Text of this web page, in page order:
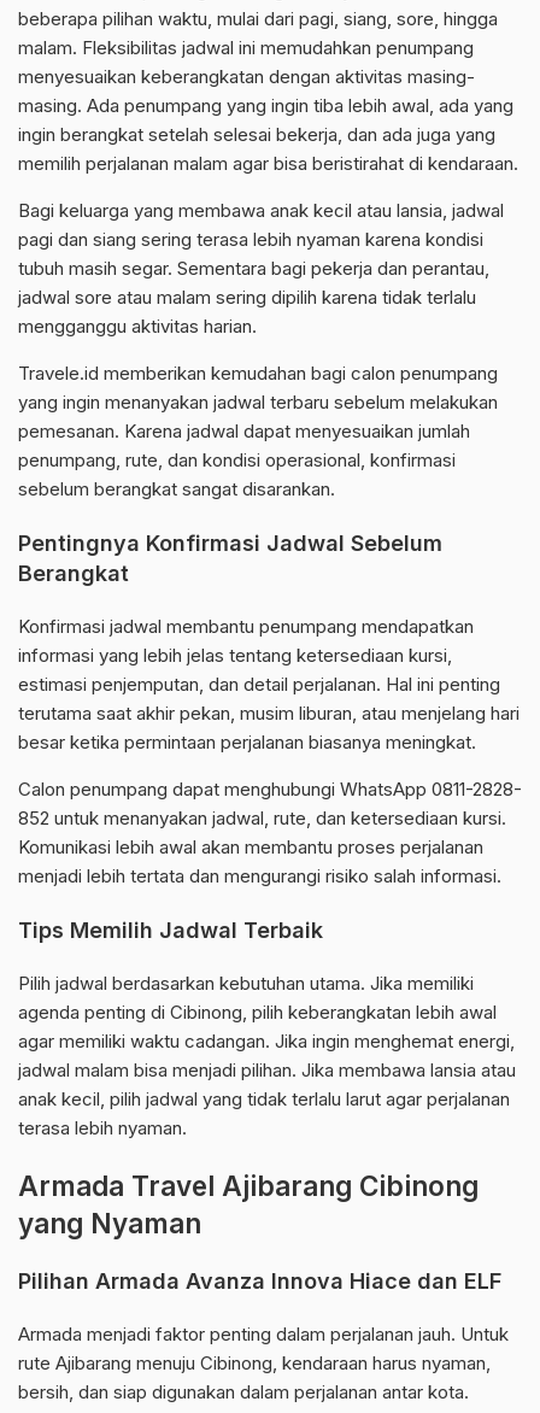
beberapa pilihan waktu, mulai dari pagi, siang, sore, hingga
malam. Fleksibilitas jadwal ini memudahkan penumpang
menyesuaikan keberangkatan dengan aktivitas masing-
masing. Ada penumpang yang ingin tiba lebih awal, ada yang
ingin berangkat setelah selesai bekerja, dan ada juga yang
memilih perjalanan malam agar bisa beristirahat di kendaraan.
Bagi keluarga yang membawa anak kecil atau lansia, jadwal
pagi dan siang sering terasa lebih nyaman karena kondisi
tubuh masih segar. Sementara bagi pekerja dan perantau,
jadwal sore atau malam sering dipilih karena tidak terlalu
mengganggu aktivitas harian.
Travele.id memberikan kemudahan bagi calon penumpang
yang ingin menanyakan jadwal terbaru sebelum melakukan
pemesanan. Karena jadwal dapat menyesuaikan jumlah
penumpang, rute, dan kondisi operasional, konfirmasi
sebelum berangkat sangat disarankan.
Pentingnya Konfirmasi Jadwal Sebelum
Berangkat
Konfirmasi jadwal membantu penumpang mendapatkan
informasi yang lebih jelas tentang ketersediaan kursi,
estimasi penjemputan, dan detail perjalanan. Hal ini penting
terutama saat akhir pekan, musim liburan, atau menjelang hari
besar ketika permintaan perjalanan biasanya meningkat.
Calon penumpang dapat menghubungi WhatsApp 0811-2828-
852 untuk menanyakan jadwal, rute, dan ketersediaan kursi.
Komunikasi lebih awal akan membantu proses perjalanan
menjadi lebih tertata dan mengurangi risiko salah informasi.
Tips Memilih Jadwal Terbaik
Pilih jadwal berdasarkan kebutuhan utama. Jika memiliki
agenda penting di Cibinong, pilih keberangkatan lebih awal
agar memiliki waktu cadangan. Jika ingin menghemat energi,
jadwal malam bisa menjadi pilihan. Jika membawa lansia atau
anak kecil, pilih jadwal yang tidak terlalu larut agar perjalanan
terasa lebih nyaman.
Armada Travel Ajibarang Cibinong
yang Nyaman
Pilihan Armada Avanza Innova Hiace dan ELF
Armada menjadi faktor penting dalam perjalanan jauh. Untuk
rute Ajibarang menuju Cibinong, kendaraan harus nyaman,
bersih, dan siap digunakan dalam perjalanan antar kota.